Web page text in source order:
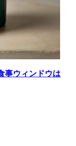
事ウィンドウは